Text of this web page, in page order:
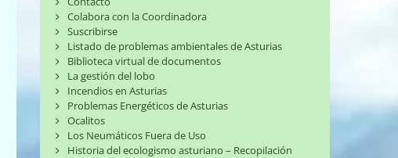
Colabora con la Coordinadora
Suscribirse
Listado de problemas ambientales de Asturias
Biblioteca virtual de documentos
La gestión del lobo
Incendios en Asturias
Problemas Energéticos de Asturias
Ocalitos
Los Neumáticos Fuera de Uso
Historia del ecologismo asturiano – Recopilación